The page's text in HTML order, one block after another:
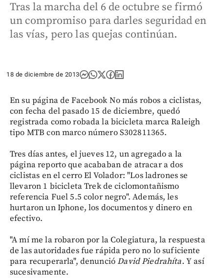
Tras la marcha del 6 de octubre se firmó
un compromiso para darles seguridad en
las vías, pero las quejas continúan.
18 de diciembre de 2013
En su página de Facebook No más robos a ciclistas,
con fecha del pasado 15 de diciembre, quedó
registrada como robada la bicicleta marca Raleigh
tipo MTB con marco número S302811365.
Tres días antes, el jueves 12, un agregado a la
página reporto que acababan de atracar a dos
ciclistas en el cerro El Volador: "Los ladrones se
llevaron 1 bicicleta Trek de ciclomontañismo
referencia Fuel 5.5 color negro". Además, les
hurtaron un Iphone, los documentos y dinero en
efectivo.
"A mí me la robaron por la Colegiatura, la respuesta
de las autoridades fue rápida pero no lo suficiente
para recuperarla", denuncióDavid Piedrahíta. Y así
sucesivamente.